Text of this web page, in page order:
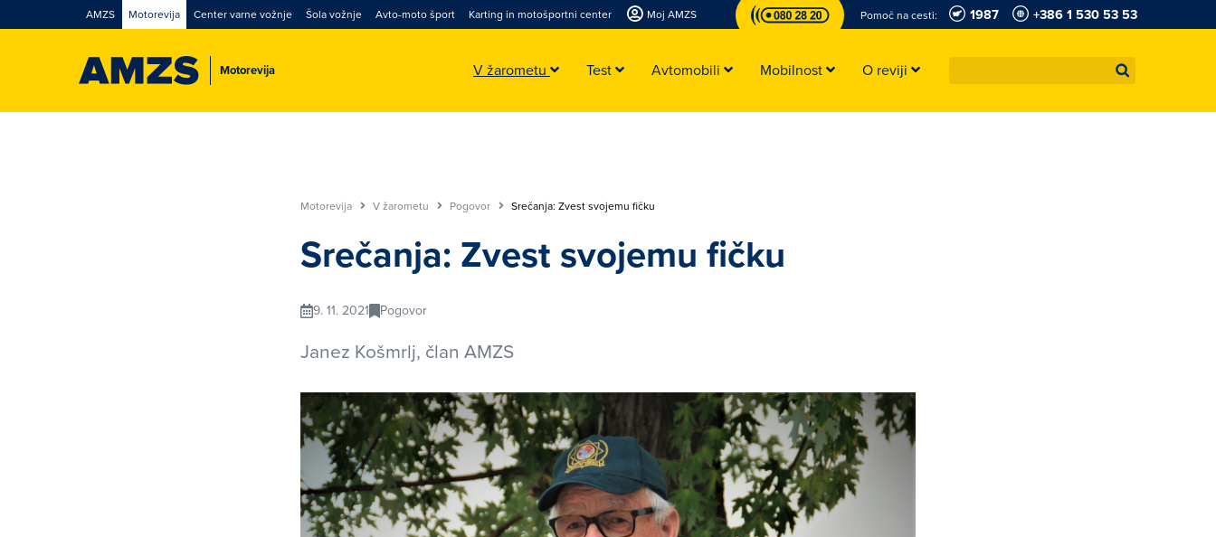
Motorevija
AMZS Motorevija Center varne vožnje Šola vožnje Avto-moto šport Karting in motošportni center Moj AMZS Pomoč na cesti: 1987 +386 1 530 53 53
V žarometu Test Avtomobili Mobilnost O reviji
Motorevija V žarometu Pogovor Srečanja: Zvest svojemu fičku
Srečanja: Zvest svojemu fičku
9. 11. 2021 Pogovor
Janez Košmrlj, član AMZS